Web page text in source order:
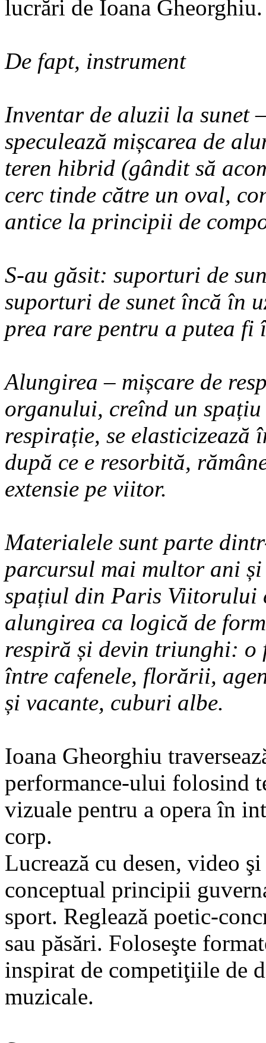
lucrări de Ioana Gheorghiu.
De fapt, instrument
Inventar de aluzii la sunet
speculează mișcarea de
teren hibrid (gândit să
cerc tinde către un oval,
antice la principii de
S-au găsit: suporturi de
suporturi de sunet încă în
prea rare pentru a putea fi
Alungirea – mișcare de
organului, creînd un
respirație, se
după ce e resorbită,
extensie pe viitor.
Materialele sunt parte
parcursul mai multor ani
spațiul din Paris Viitorului
alungirea ca logică de
respiră și devin triunghi:
între cafenele, florării,
și vacante, cuburi albe.
Ioana Gheorghiu
performance-ului folosind
vizuale pentru a opera în
corp.
Lucrează cu desen, video
conceptual principii
sport. Reglează poetic-
sau păsări. Foloseşte
inspirat de competiţiile de
muzicale.